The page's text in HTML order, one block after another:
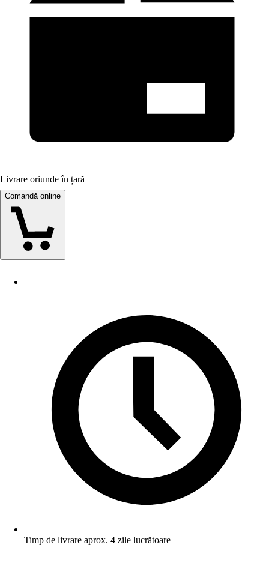
Livrare oriunde în țară
Comandă online
Timp de livrare aprox. 4 zile lucrătoare